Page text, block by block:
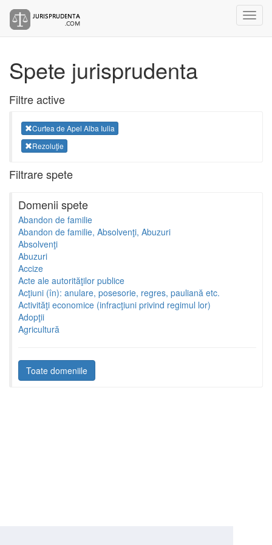
Spete jurisprudenta
Filtre active
Curtea de Apel Alba Iulia
Rezoluţie
Filtrare spete
Domenii spete
Abandon de familie
Abandon de familie, Absolvenţi, Abuzuri
Absolvenţi
Abuzuri
Accize
Acte ale autorităţilor publice
Acţiuni (în): anulare, posesorie, regres, pauliană etc.
Activităţi economice (infracţiuni privind regimul lor)
Adopţii
Agricultură
Toate domeniile